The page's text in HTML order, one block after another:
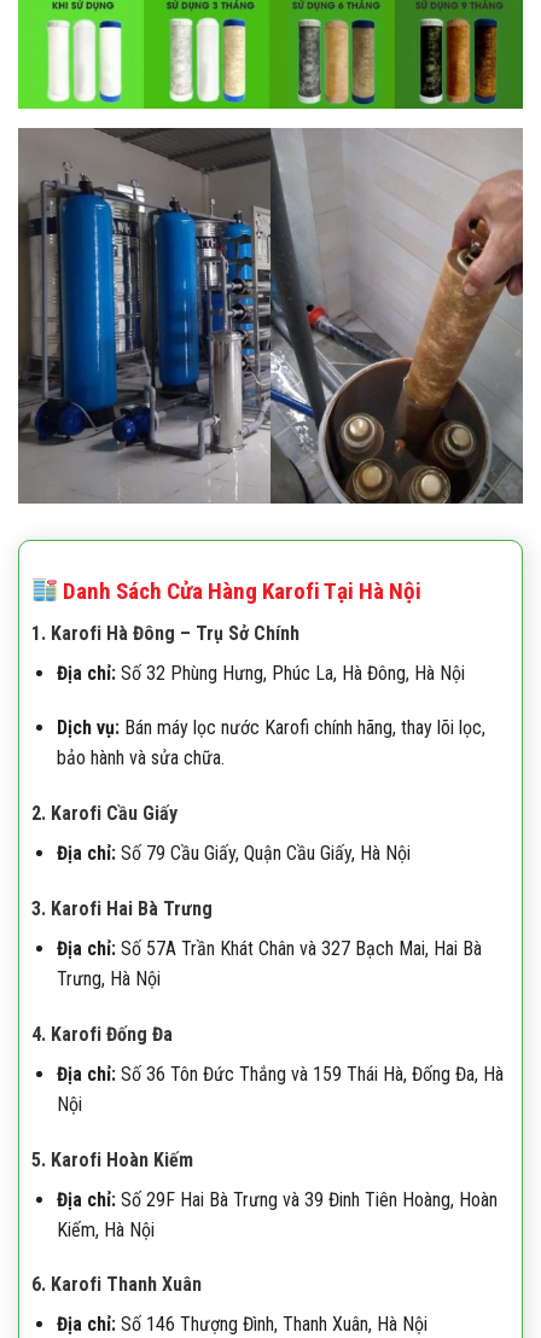
thay lõi lọc nước tại nhà
Danh Sách Cửa Hàng Karofi Tại Hà Nội
1. Karofi Hà Đông – Trụ Sở Chính
Địa chỉ: Số 32 Phùng Hưng, Phúc La, Hà Đông, Hà Nội
Dịch vụ: Bán máy lọc nước Karofi chính hãng, thay lõi lọc,
bảo hành và sửa chữa.
2. Karofi Cầu Giấy
Địa chỉ: Số 79 Cầu Giấy, Quận Cầu Giấy, Hà Nội
3. Karofi Hai Bà Trưng
Địa chỉ: Số 57A Trần Khát Chân và 327 Bạch Mai, Hai Bà
Trưng, Hà Nội
4. Karofi Đống Đa
Địa chỉ: Số 36 Tôn Đức Thắng và 159 Thái Hà, Đống Đa, Hà
Nội
5. Karofi Hoàn Kiếm
Địa chỉ: Số 29F Hai Bà Trưng và 39 Đinh Tiên Hoàng, Hoàn
Kiếm, Hà Nội
6. Karofi Thanh Xuân
Địa chỉ:Số 146 Thượng Đình, Thanh Xuân, Hà Nội